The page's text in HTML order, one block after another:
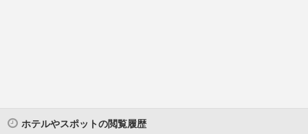
ホテルやスポットの閲覧履歴